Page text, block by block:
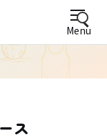
Menu
ス